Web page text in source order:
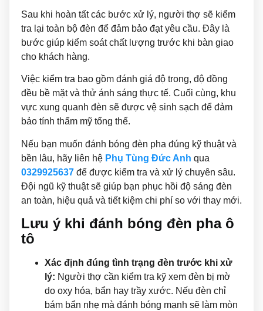
Sau khi hoàn tất các bước xử lý, người thợ sẽ kiểm
tra lại toàn bộ đèn để đảm bảo đạt yêu cầu. Đây là
bước giúp kiểm soát chất lượng trước khi bàn giao
cho khách hàng.
Việc kiểm tra bao gồm đánh giá độ trong, độ đồng
đều bề mặt và thử ánh sáng thực tế. Cuối cùng, khu
vực xung quanh đèn sẽ được vệ sinh sạch để đảm
bảo tính thẩm mỹ tổng thể.
Nếu bạn muốn đánh bóng đèn pha đúng kỹ thuật và
bền lâu, hãy liên hệ Phụ Tùng Đức Anh qua
0329925637 để được kiểm tra và xử lý chuyên sâu.
Đội ngũ kỹ thuật sẽ giúp bạn phục hồi độ sáng đèn
an toàn, hiệu quả và tiết kiệm chi phí so với thay mới.
Lưu ý khi đánh bóng đèn pha ô
tô
Xác định đúng tình trạng đèn trước khi xử
lý: Người thợ cần kiểm tra kỹ xem đèn bị mờ
do oxy hóa, bẩn hay trầy xước. Nếu đèn chỉ
bám bẩn nhẹ mà đánh bóng mạnh sẽ làm mòn